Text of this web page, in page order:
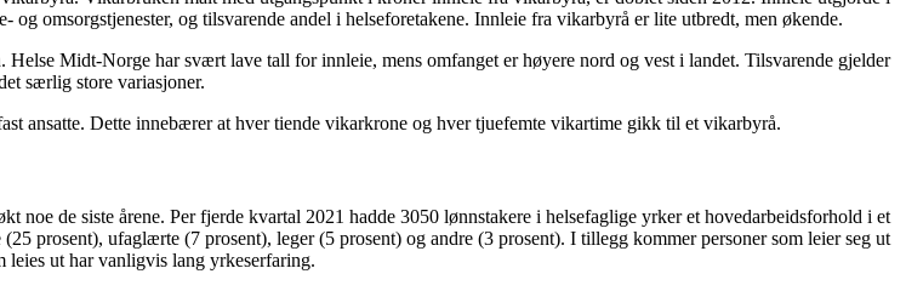
omsorgstjenester, og tilsvarende andel i helseforetakene. Innleie fra vikarbyrå er lite utbredt, men økende.
Midt-Norge har svært lave tall for innleie, mens omfanget er høyere nord og vest i landet. Tilsvarende gjelder
særlig store variasjoner.
ansatte. Dette innebærer at hver tiende vikarkrone og hver tjuefemte vikartime gikk til et vikarbyrå.
noe de siste årene. Per fjerde kvartal 2021 hadde 3050 lønnstakere i helsefaglige yrker et hovedarbeidsforhold i et
prosent), ufaglærte (7 prosent), leger (5 prosent) og andre (3 prosent). I tillegg kommer personer som leier seg ut
leies ut har vanligvis lang yrkeserfaring.